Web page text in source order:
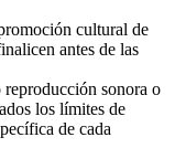
cultural de
antes de las
sonora o
los límites de
de cada